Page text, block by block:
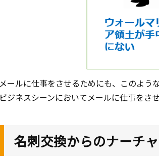
メールに仕事をさせるためにも、このよう
ビジネスシーンにおいてメールに仕事をさ
名刺交換からのナーチ